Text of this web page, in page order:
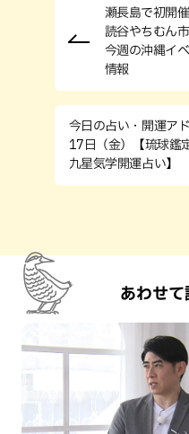
瀬長島で初開
読谷やちむん
今週の沖縄イ
情報
今日の占い・開運ア
17日（金）【琉球鑑
九星気学開運占い】
あわせて